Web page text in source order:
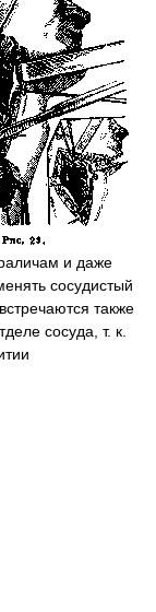
и даже
сосудистый
также
сосуда, т. к.